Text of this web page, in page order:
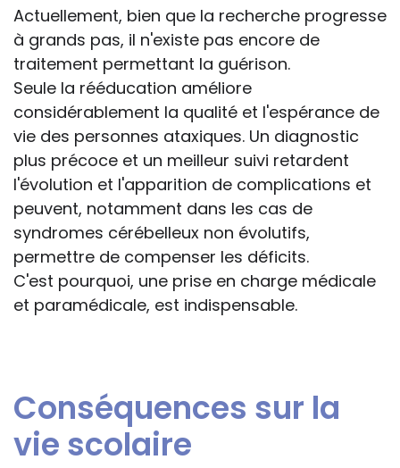
Actuellement, bien que la recherche progresse
à grands pas, il n'existe pas encore de
traitement permettant la guérison.
Seule la rééducation améliore
considérablement la qualité et l'espérance de
vie des personnes ataxiques. Un diagnostic
plus précoce et un meilleur suivi retardent
l'évolution et l'apparition de complications et
peuvent, notamment dans les cas de
syndromes cérébelleux non évolutifs,
permettre de compenser les déficits.
C'est pourquoi, une prise en charge médicale
et paramédicale, est indispensable.
Conséquences sur la
vie scolaire